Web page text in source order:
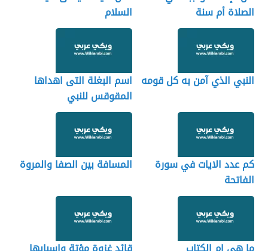
الصلاة أم سنة
السلام
النبي الذي آمن به كل قومه اسم البغلة التى اهداها
المقوقس للنبي
كم عدد الايات في سورة
الفاتحة
المسافة بين الصفا والمروة